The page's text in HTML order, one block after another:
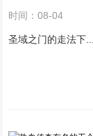
时间：08-04
圣域之门的走法下...